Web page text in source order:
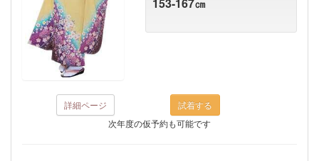
詳細ページ
次年度の仮予約も可能です